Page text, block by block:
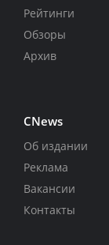
Рейтинги
Обзоры
Архив
CNews
Об издании
Реклама
Вакансии
Контакты